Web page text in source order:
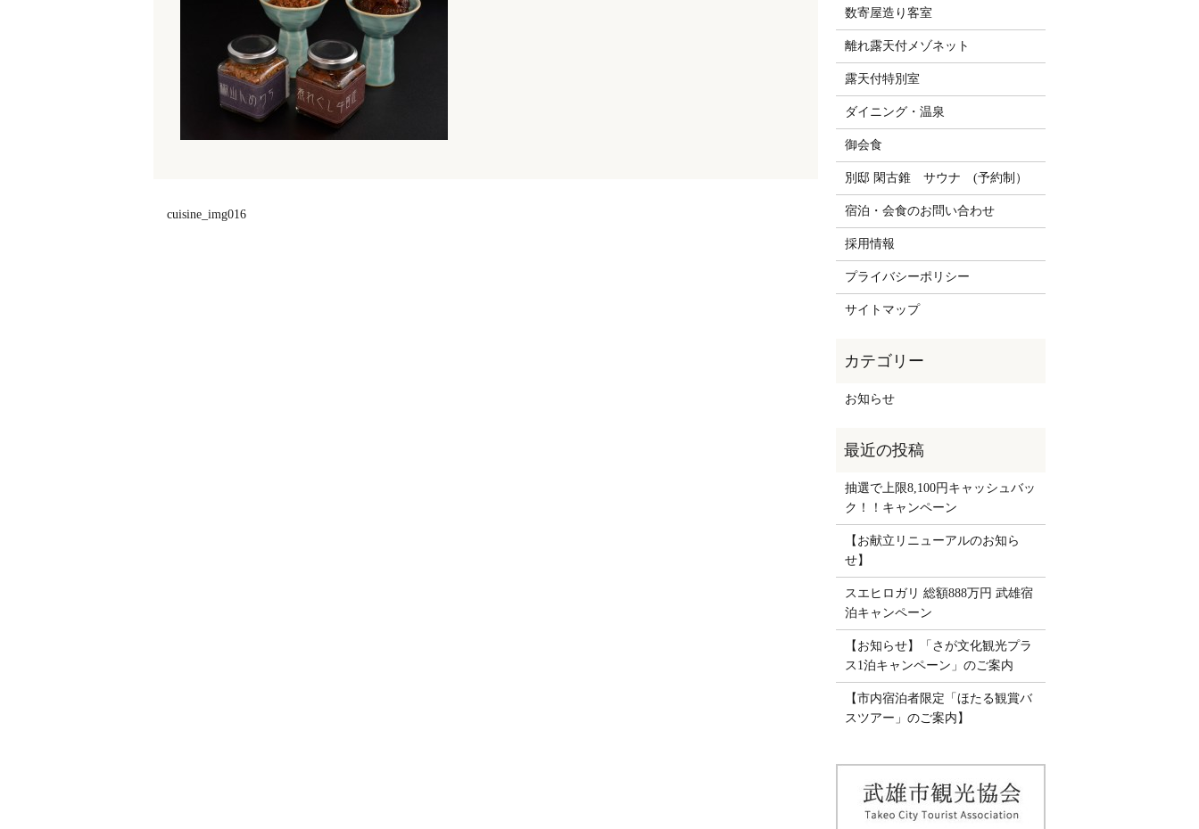
cuisine_img016
数寄屋造り客室
離れ露天付メゾネット
露天付特別室
ダイニング・温泉
御会食
別邸 閑古錐 サウナ (予約制）
宿泊・会食のお問い合わせ
採用情報
プライバシーポリシー
サイトマップ
お知らせ
抽選で上限8,100円キャッシュバッ
ク！！キャンペーン
【お献立リニューアルのお知ら
せ】
スエヒロガリ 総額888万円 武雄宿
泊キャンペーン
【お知らせ】「さが文化観光プラ
ス1泊キャンペーン」のご案内
【市内宿泊者限定「ほたる観賞バ
スツアー」のご案内】